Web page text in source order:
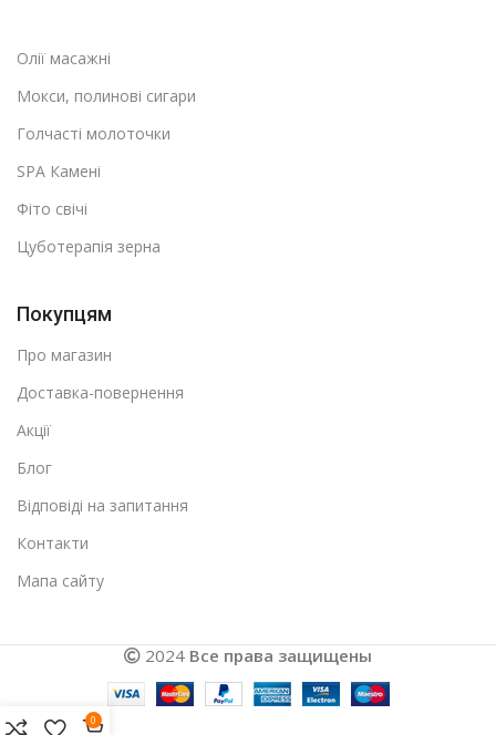
Олії масажні
Мокси, полинові сигари
Голчасті молоточки
SPA Камені
Фіто свічі
Цуботерапія зерна
Покупцям
Про магазин
Доставка-повернення
Акції
Блог
Відповіді на запитання
Контакти
Мапа сайту
2024 Все права защищены
0